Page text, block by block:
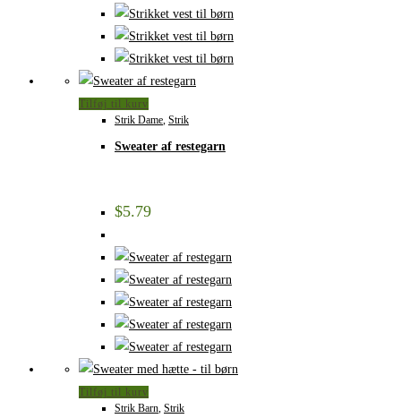
Tilføj til kurv
Strik Dame Strik
Sweater af restegarn
$5.79
Tilføj til kurv
Strik Barn, Strik